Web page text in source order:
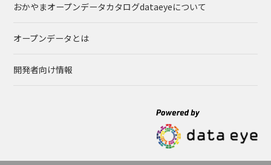
おかやまオープンデータカタログdataeyeについて
オープンデータとは
開発者向け情報